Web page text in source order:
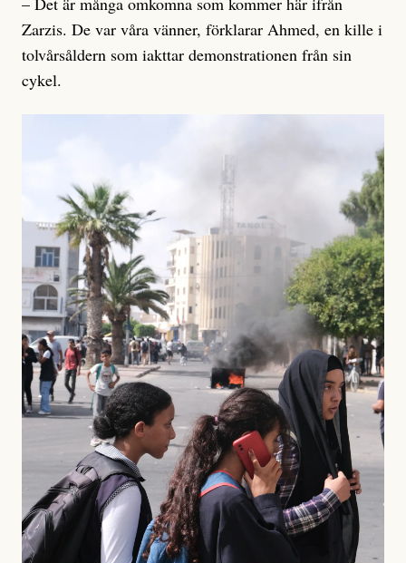
Zarzis. De var våra vänner, förklarar Ahmed, en kille i
tolvårsåldern som iakttar demonstrationen från sin
cykel.